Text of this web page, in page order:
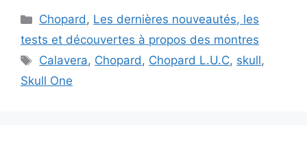
Catégories
Chopard, Les dernières nouveautés, les
tests et découvertes à propos des montres
Étiquettes
Calavera, Chopard, Chopard L.U.C, skull,
Skull One